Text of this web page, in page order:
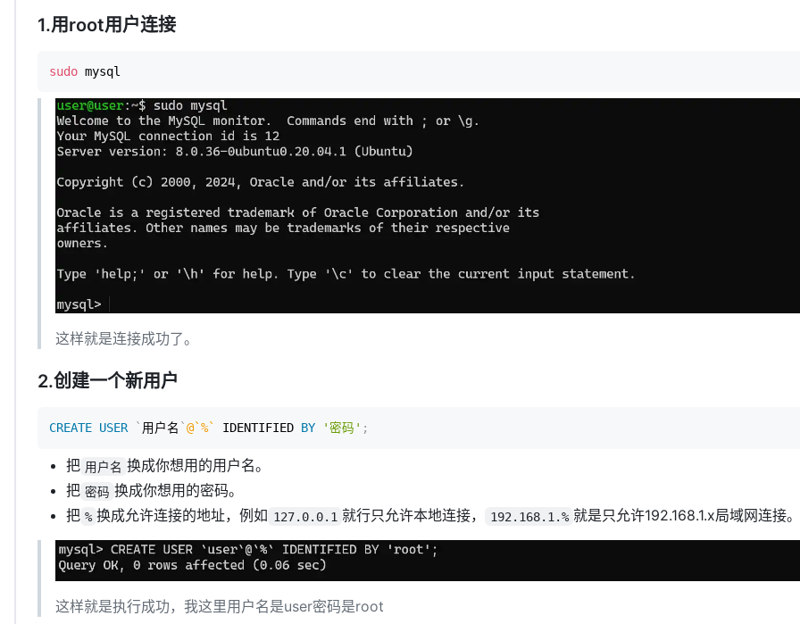
1.用root用户连接
sudo mysql
这样就是连接成功了。
2.创建一个新用户
CREATE USER ` 用户名 `@`%` IDENTIFIED BY '密码' ;
把 用户名 换成你想用的用户名。
把 密码 换成你想用的密码。
把 % 换成允许连接的地址，例如 127.0.0.1 就行只允许本地连接， 192.168.1.% 就是只允许192.168.1.x局域网连接
这样就是执行成功，我这里用户名是user密码是root